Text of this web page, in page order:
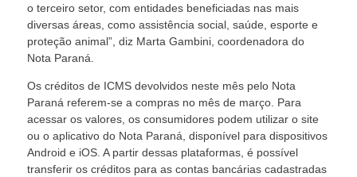
o terceiro setor, com entidades beneficiadas nas mais
diversas áreas, como assistência social, saúde, esporte e
proteção animal”, diz Marta Gambini, coordenadora do
Nota Paraná.
Os créditos de ICMS devolvidos neste mês pelo Nota
Paraná referem-se a compras no mês de março. Para
acessar os valores, os consumidores podem utilizar o site
ou o aplicativo do Nota Paraná, disponível para dispositivos
Android e iOS. A partir dessas plataformas, é possível
transferir os créditos para as contas bancárias cadastradas